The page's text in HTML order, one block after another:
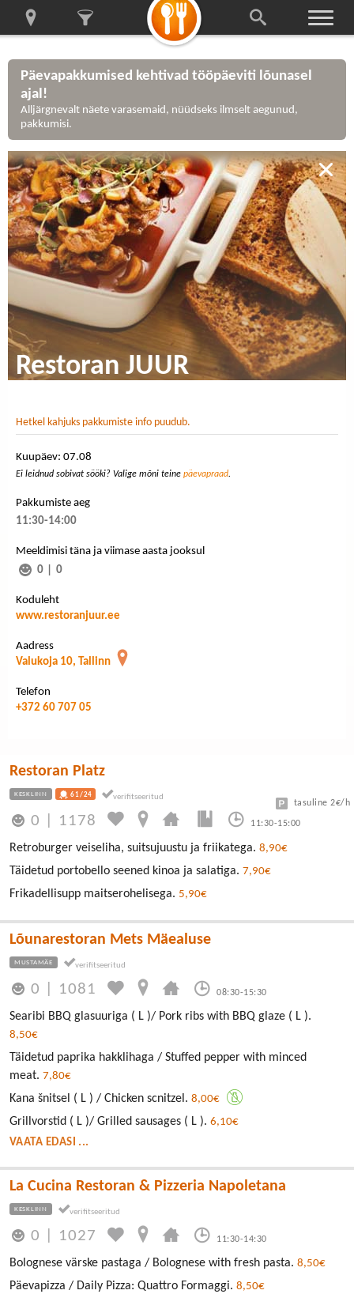
Päevapakkumised kehtivad tööpäeviti lõunasel
ajal!
Alljärgnevalt näete varasemaid, nüüdseks ilmselt aegunud,
pakkumisi.
Restoran JUUR
Hetkel kahjuks pakkumiste info puudub.
Kuupäev: 07.08
Ei leidnud sobivat sööki? Valige mõni teine päevapraad.
Pakkumiste aeg
11:30-14:00
Meeldimisi täna ja viimase aasta jooksul
0
0
Koduleht
www.restoranjuur.ee
Aadress
Valukoja 10, Tallinn
Telefon
+372 60 707 05
Restoran Platz
KESKLINN 61/24
0 1178 11:30-15:00
tasuline 2€/h
Retroburger veiseliha, suitsujuustu ja friikatega. 8,90€
Täidetud portobello seened kinoa ja salatiga. 7,90€
Frikadellisupp maitserohelisega. 5,90€
Lõunarestoran Mets Mäealuse
MUSTAMÄE
0 1081 08:30-15:30
Searibi BBQ glasuuriga ( L )/ Pork ribs with BBQ glaze ( L ).
8,50€
Täidetud paprika hakklihaga / Stuffed pepper with minced
meat. 7,80€
Kana šnitsel ( L ) / Chicken scnitzel. 8,00€
Grillvorstid ( L )/ Grilled sausages ( L ). 6,10€
VAATA EDASI ...
La Cucina Restoran & Pizzeria Napoletana
KESKLINN
0 1027 11:30-14:30
Bolognese värske pastaga / Bolognese with fresh pasta. 8,50€
Päevapizza / Daily Pizza: Quattro Formaggi. 8,50€